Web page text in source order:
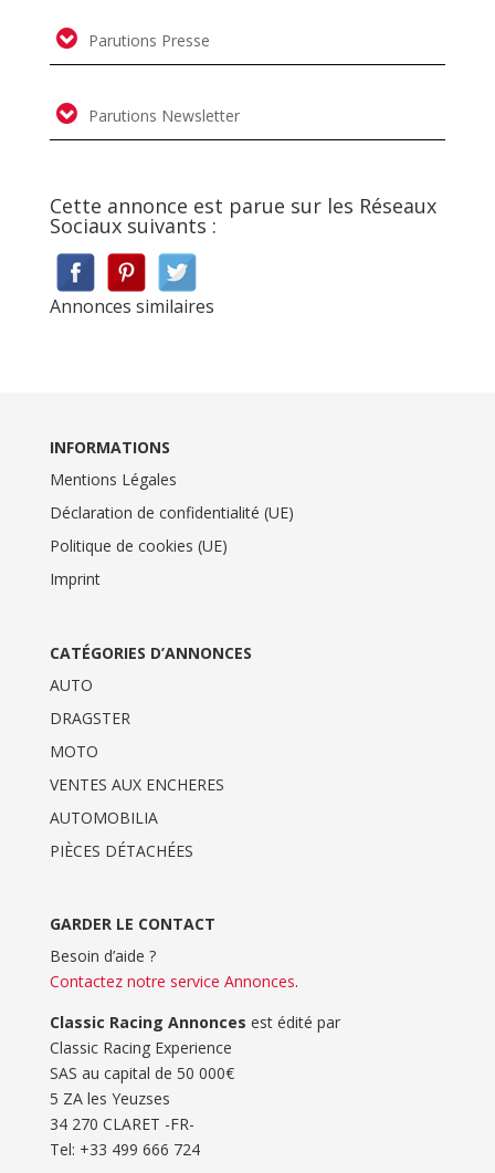
Parutions Presse
Parutions Newsletter
Cette annonce est parue sur les Réseaux
Sociaux suivants :
Annonces similaires
INFORMATIONS
Mentions Légales
Déclaration de confidentialité (UE)
Politique de cookies (UE)
Imprint
CATÉGORIES D’ANNONCES
AUTO
DRAGSTER
MOTO
VENTES AUX ENCHERES
AUTOMOBILIA
PIÈCES DÉTACHÉES
GARDER LE CONTACT
Besoin d’aide ?
Contactez notre service Annonces.
Classic Racing Annonces est édité par
Classic Racing Experience
SAS au capital de 50 000€
5 ZA les Yeuzses
34 270 CLARET -FR-
Tel: ‭+33 499 666 724‬